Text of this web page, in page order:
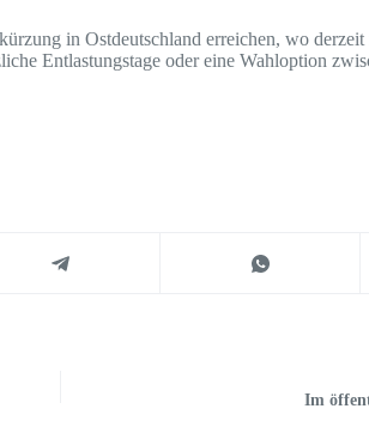
in Ostdeutschland erreichen, wo derzeit
Entlastungstage oder eine Wahloption
Im